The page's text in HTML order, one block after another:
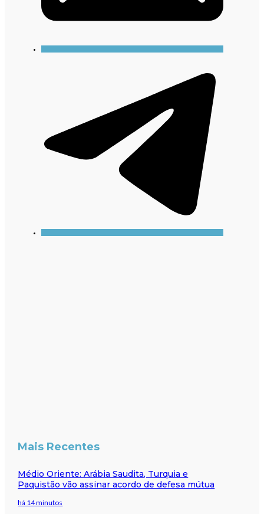
Mais Recentes
Médio Oriente: Arábia Saudita, Turquia e
Paquistão vão assinar acordo de defesa mútua
há 14 minutos